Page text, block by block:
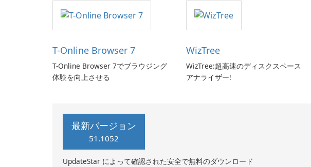
T-Online Browser 7
T-Online Browser 7でブラウジング
体験を向上させる
WizTree
WizTree:超高速のディスクスペース
アナライザー!
最新バージョン
51.1052
UpdateStar によって確認された安全で無料のダウンロード